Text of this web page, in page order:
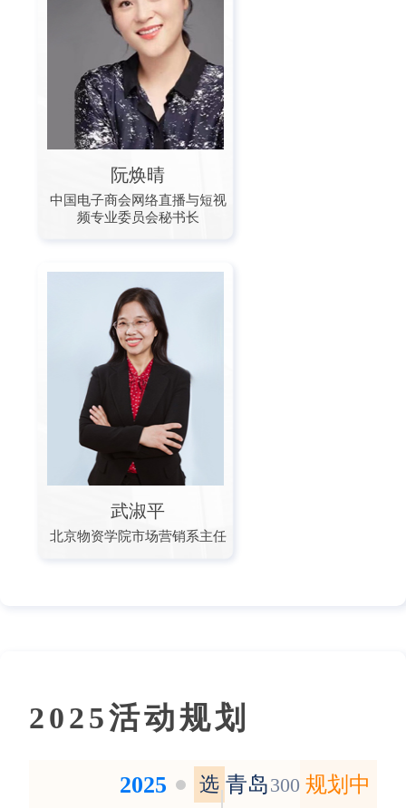
阮焕晴
中国电子商会网络直播与短视
频专业委员会秘书长
武淑平
北京物资学院市场营销系主任
2025活动规划
2025
选 青岛300 规划中